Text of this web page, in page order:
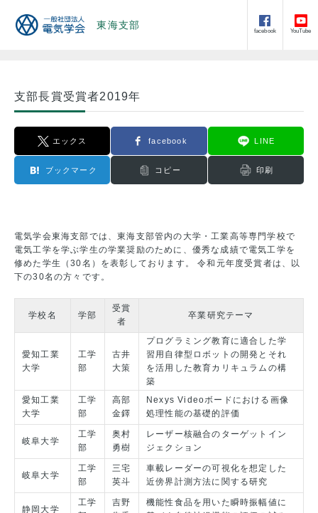
東海支部
facebook YouTube
支部長賞受賞者2019年
エックス facebook LINE
ブックマーク コピー 印刷
電気学会東海支部では、東海支部管内の大学・工業高等専門学校で
電気工学を学ぶ学生の学業奨励のために、優秀な成績で電気工学を
修めた学生（30名）を表彰しております。 令和元年度受賞者は、以
下の30名の方々です。
学校名 学部
受賞
者
卒業研究テーマ
愛知工業
大学
工学
部
古井
大策
プログラミング教育に適合した学
習用自律型ロボットの開発とそれ
を活用した教育カリキュラムの構
築
愛知工業
大学
工学
部
高部
金鐸
Nexys Videoボードにおける画像
処理性能の基礎的評価
岐阜大学
工学
部
奥村
勇樹
レーザー核融合のターゲットイン
ジェクション
岐阜大学
工学
部
三宅
英斗
車載レーダーの可視化を想定した
近傍界計測方法に関する研究
静岡大学
工学
吉野
機能性食品を用いた瞬時振幅値に